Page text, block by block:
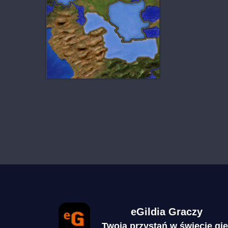
eGildia Graczy
Twoja przystań w świecie